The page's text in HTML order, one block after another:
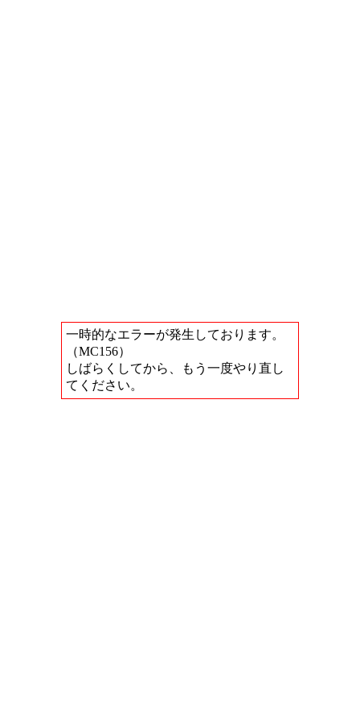
一時的なエラーが発生しております。
（MC156）
しばらくしてから、もう一度やり直し
てください。